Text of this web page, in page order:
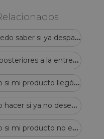
¿
Cómo puedo saber si ya despacharon mi pedido?
C
ambios (posteriores a la entregar de mercadería)
¿
Qué hago si mi producto llegó defectuoso?
¿
Qué debo hacer si ya no deseo el pedido solicitado, cuando aún no recibo el producto?
¿
Qué hago si mi producto no es el que pedí?